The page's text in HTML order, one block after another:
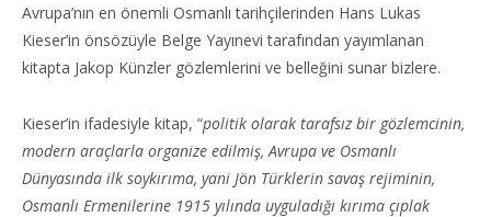
Avrupa’nın en önemli Osmanlı tarihçilerinden Hans Lukas
Kieser’in önsözüyle Belge Yayınevi tarafından yayımlanan
kitapta Jakop Künzler gözlemlerini ve belleğini sunar bizlere.
Kieser’in ifadesiyle kitap, “politik olarak tarafsız bir gözlemcinin,
modern araçlarla organize edilmiş, Avrupa ve Osmanlı
Dünyasında ilk soykırıma, yani Jön Türklerin savaş rejiminin,
Osmanlı Ermenilerine 1915 yılında uyguladığı kırıma çıplak